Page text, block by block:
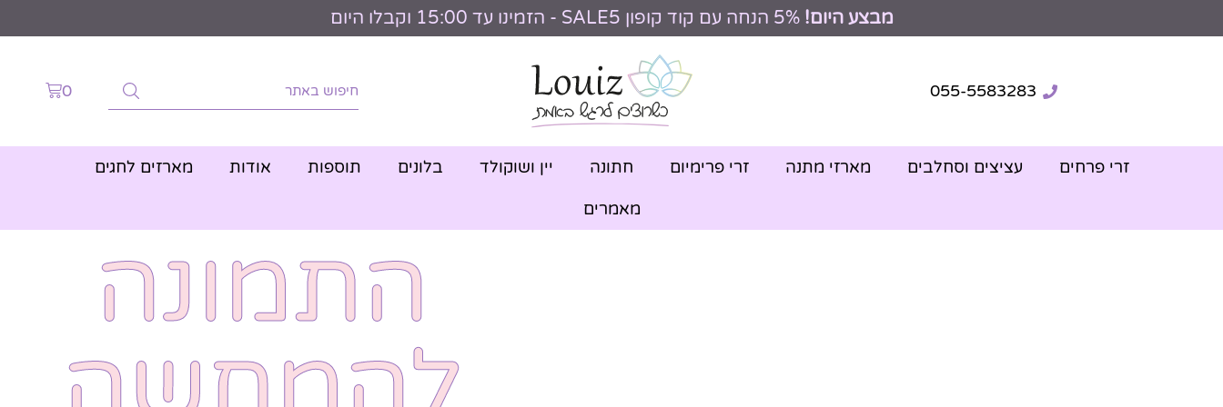
מבצע היום! 5% הנחה עם קוד קופון SALE5 - הזמינו עד 15:00 וקבלו היום
055-5583283
0
זרי פרחים עציצים וסחלבים מארזי מתנה זרי פרימיום חתונה יין ושוקולד בלונים תוספות אודות מארזים לחגים
מאמרים
התמונה